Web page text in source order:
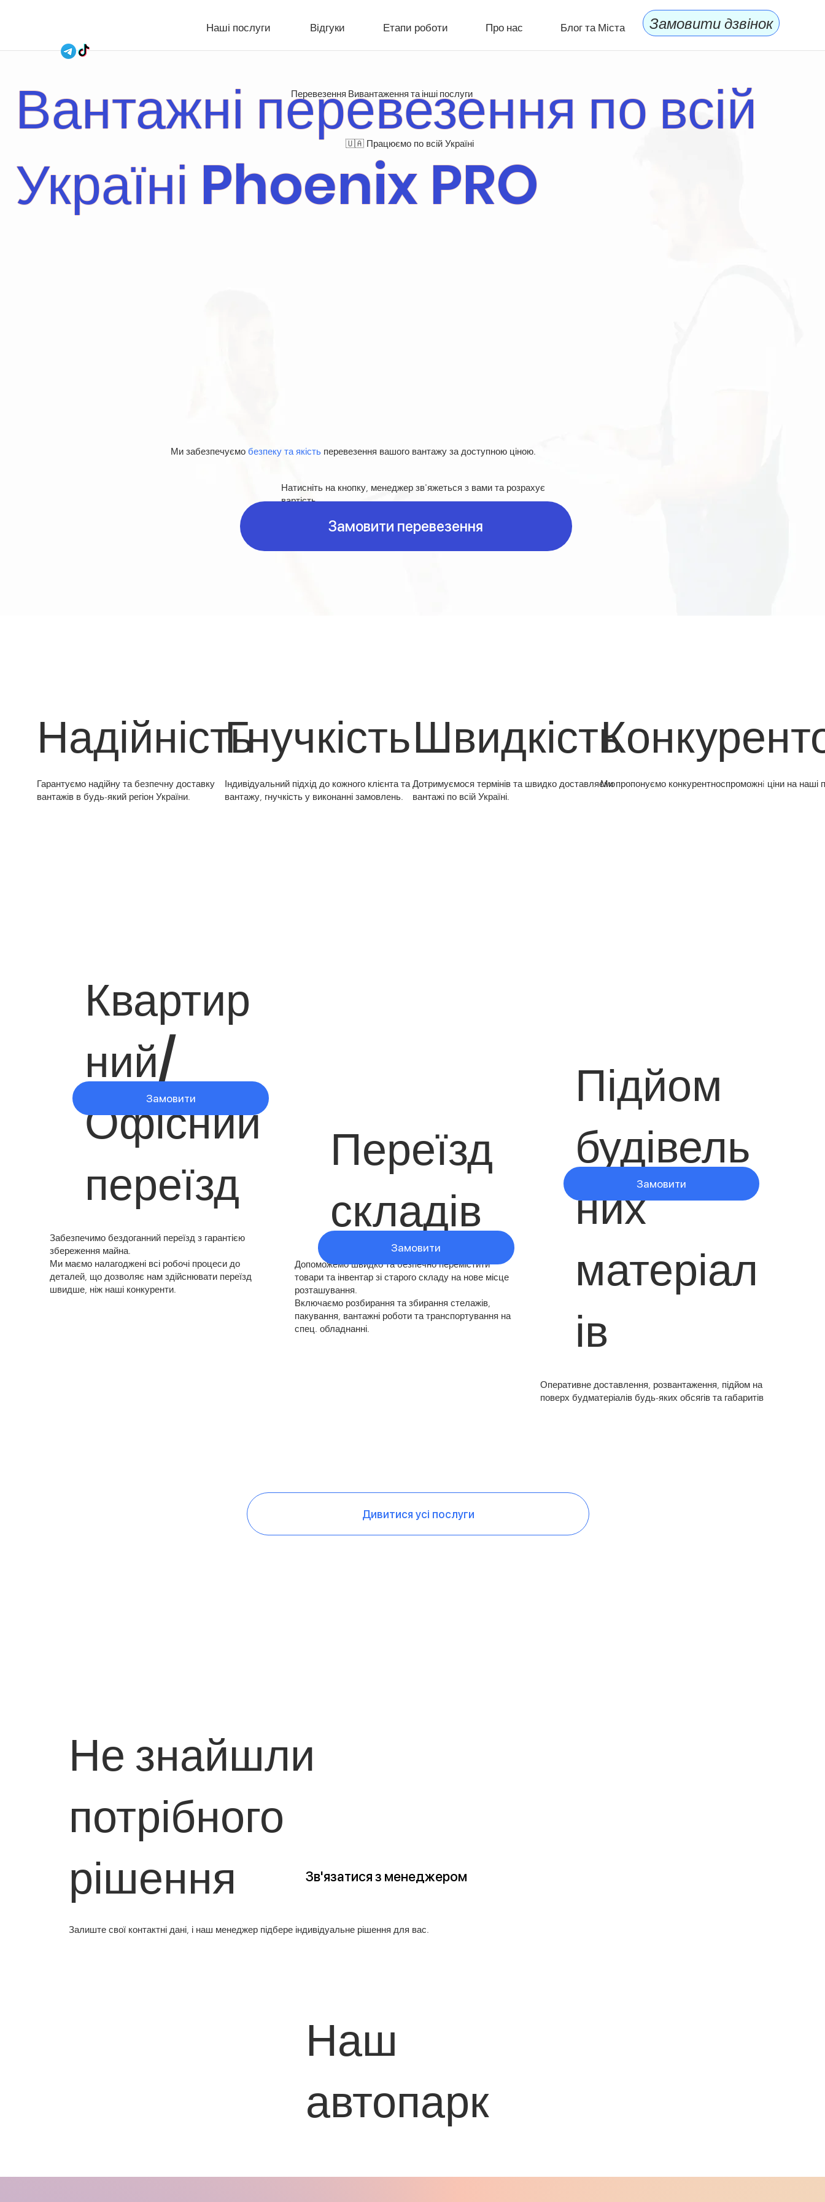
Наші послуги Відгуки Етапи роботи Про нас Блог та Міста Замовити дзвінок
Ми забезпечуємо безпеку та якість перевезення вашого вантажу за доступною ціною.
🇺🇦 Працюємо по всій Україні
Вантажні перевезення по всій
Україні Phoenix PRO
Натисніть на кнопку, менеджер зв'яжеться з вами та розрахує
вартість
Замовити перевезення
Перевезення Вивантаження та інші послуги
Не знайшли
потрібного
рішення ?
Залиште свої контактні дані, і наш менеджер підбере індивідуальне рішення для вас.
Зв'язатися з менеджером
Квартир
ний/
Офісний
переїзд
Забезпечимо бездоганний переїзд з гарантією
збереження майна.
Ми маємо налагоджені всі робочі процеси до
деталей, що дозволяє нам здійснювати переїзд
швидше, ніж наші конкуренти.
Замовити
Переїзд
складів
Допоможемо швидко та безпечно перемістити
товари та інвентар зі старого складу на нове місце
розташування.
Включаємо розбирання та збирання стелажів,
пакування, вантажні роботи та транспортування на
спец. обладнанні.
Замовити
Підйом
будівель
них
матеріал
ів
Оперативне доставлення, розвантаження, підйом на
поверх будматеріалів будь-яких обсягів та габаритів
Замовити
Надійність
Гарантуємо надійну та безпечну доставку
вантажів в будь-який регіон України.
Гнучкість
Індивідуальний підхід до кожного клієнта та
вантажу, гнучкість у виконанні замовлень.
Швидкість
Дотримуємося термінів та швидко доставляємо
вантажі по всій Україні.
Ми пропонуємо конкурентноспроможнi ціни на наші
Наш
автопарк
Дивитися усі послуги